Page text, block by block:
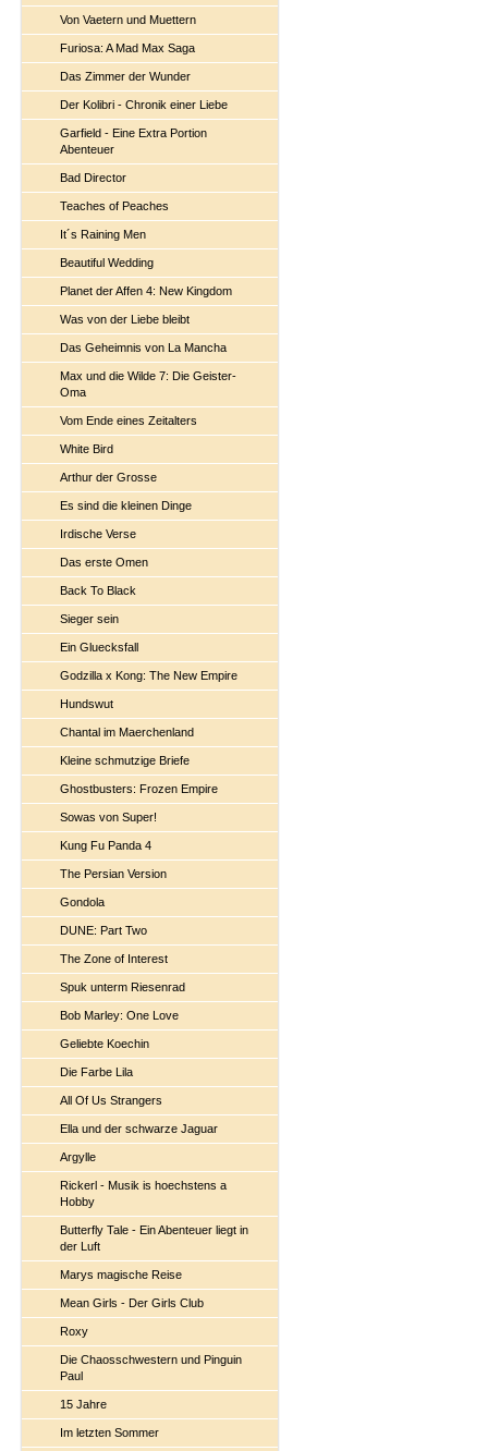
Von Vaetern und Muettern
Furiosa: A Mad Max Saga
Das Zimmer der Wunder
Der Kolibri - Chronik einer Liebe
Garfield - Eine Extra Portion
Abenteuer
Bad Director
Teaches of Peaches
It´s Raining Men
Beautiful Wedding
Planet der Affen 4: New Kingdom
Was von der Liebe bleibt
Das Geheimnis von La Mancha
Max und die Wilde 7: Die Geister-
Oma
Vom Ende eines Zeitalters
White Bird
Arthur der Grosse
Es sind die kleinen Dinge
Irdische Verse
Das erste Omen
Back To Black
Sieger sein
Ein Gluecksfall
Godzilla x Kong: The New Empire
Hundswut
Chantal im Maerchenland
Kleine schmutzige Briefe
Ghostbusters: Frozen Empire
Sowas von Super!
Kung Fu Panda 4
The Persian Version
Gondola
DUNE: Part Two
The Zone of Interest
Spuk unterm Riesenrad
Bob Marley: One Love
Geliebte Koechin
Die Farbe Lila
All Of Us Strangers
Ella und der schwarze Jaguar
Argylle
Rickerl - Musik is hoechstens a
Hobby
Butterfly Tale - Ein Abenteuer liegt in
der Luft
Marys magische Reise
Mean Girls - Der Girls Club
Roxy
Die Chaosschwestern und Pinguin
Paul
15 Jahre
Im letzten Sommer